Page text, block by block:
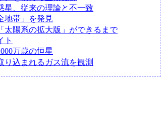
星、従来の理論と不一致
地帯」を発見
太陽系の拡大版」ができるまで
ト
万歳の恒星
り込まれるガス流を観測